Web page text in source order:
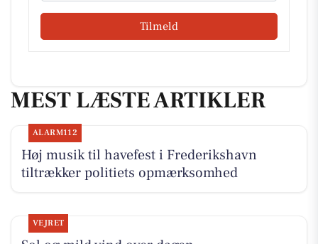
Tilmeld
MEST LÆSTE ARTIKLER
ALARM112
Høj musik til havefest i Frederikshavn
tiltrækker politiets opmærksomhed
VEJRET